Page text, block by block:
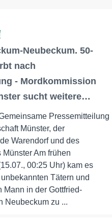
Neubeckum. 50-
nach
- Mordkommission
sucht weitere…
Pressemitteilung
Münster, der
Warendorf und des
Am frühen
00:25 Uhr) kam es
Tätern und
Mann in der Gottfried-
Neubeckum zu ...